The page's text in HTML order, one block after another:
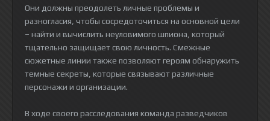
Они должны преодолеть личные проблемы и
разногласия, чтобы сосредоточиться на основной цели
– найти и вычислить неуловимого шпиона, который
тщательно защищает свою личность. Смежные
сюжетные линии также позволяют героям обнаружить
темные секреты, которые связывают различные
персонажи и организации.
В ходе своего расследования команда разведчиков